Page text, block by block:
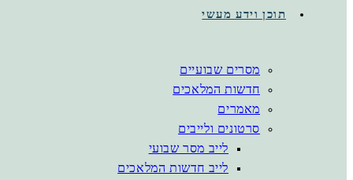
תוכן וידע מעשי
מסרים שבועיים
חדשות המלאכים
מאמרים
סרטונים ולייבים
לייב מסר שבועי
לייב חדשות המלאכים